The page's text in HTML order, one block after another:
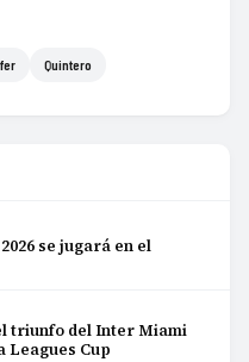
Quintero
se jugará en el
triunfo del Inter Miami
Leagues Cup